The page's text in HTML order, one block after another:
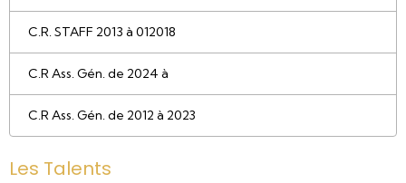
C.R. STAFF 2013 à 012018
C.R Ass. Gén. de 2024 à
C.R Ass. Gén. de 2012 à 2023
Les Talents